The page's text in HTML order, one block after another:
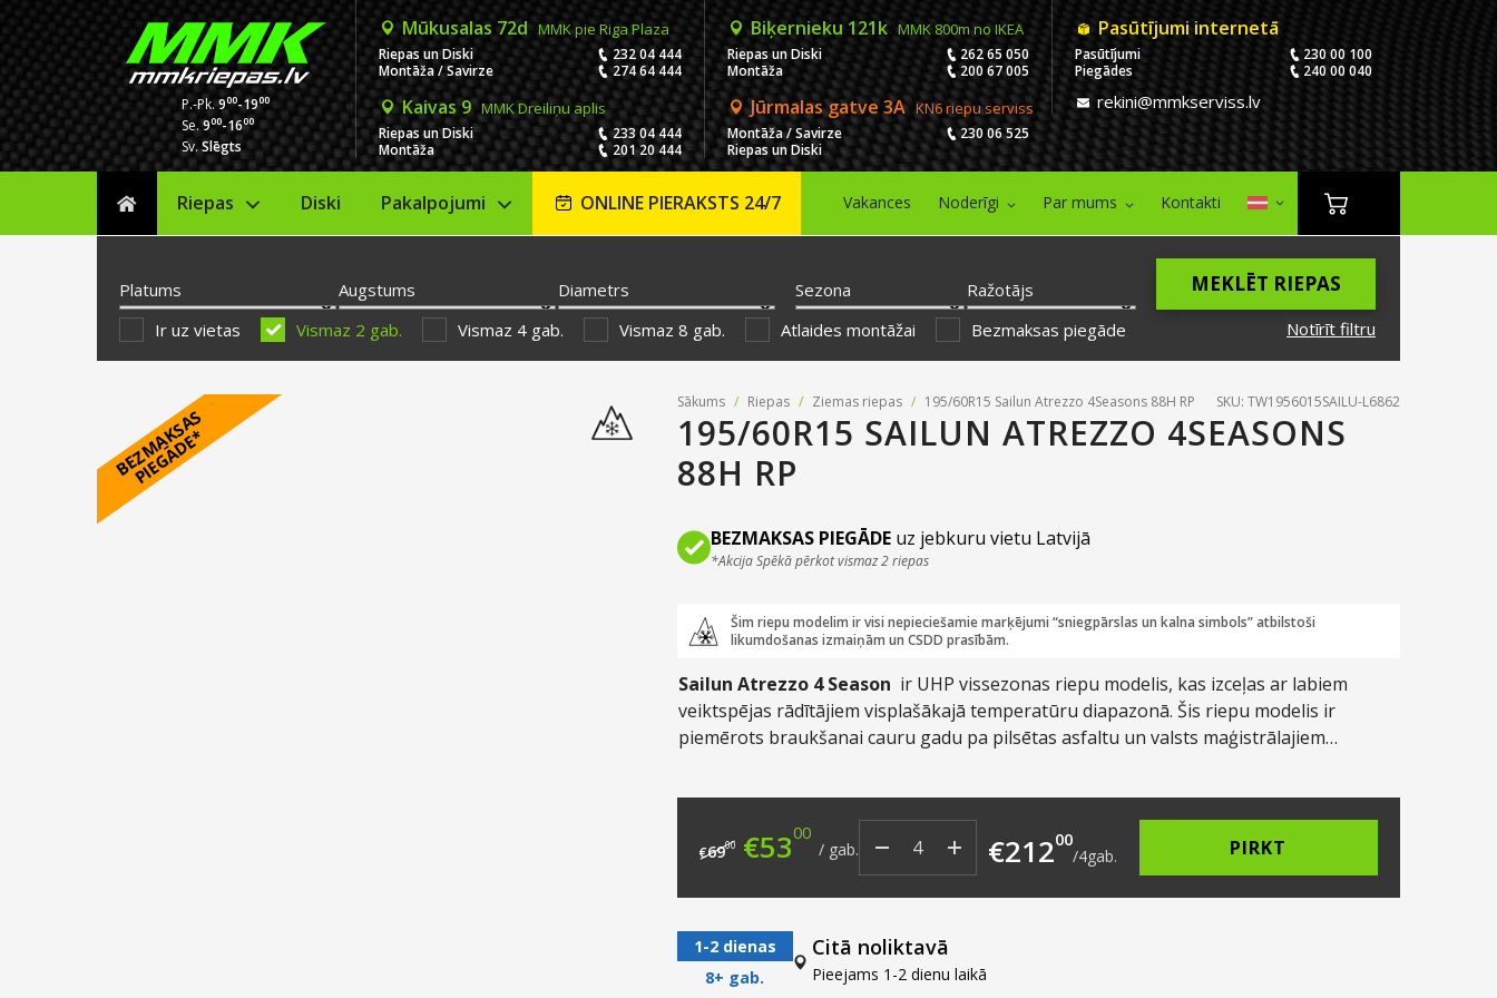
P.-Pk.900-1900
Se.900-1600
Sv.Slēgts
Mūkusalas 72d MMK pie Riga Plaza
Riepas un Diski
232 04 444
Montāža / Savirze
274 64 444
Biķernieku 121k MMK 800m no IKEA
Riepas un Diski
262 65 050
Montāža
200 67 005
Kaivas 9 MMK Dreiliņu aplis
Riepas un Diski
233 04 444
Montāža
201 20 444
Jūrmalas gatve 3A KN6 riepu serviss
Montāža / Savirze
230 06 525
Riepas un Diski
Pasūtījumi internetā
Pasūtījumi
230 00 100
Piegādes
240 00 040
rekini@mmkserviss.lv
Sākums
Riepas Diski Pakalpojumi ONLINE PIERAKSTS 24/7 Vakances Noderīgi Par mums Kontakti
Platums Augstums Diametrs Sezona
Ražotājs
Notīrīt filtru
MEKLĒT RIEPAS
Ir uz vietas Vismaz 2 gab. Vismaz 4 gab. Vismaz 8 gab. Atlaides montāžai Bezmaksas piegāde
B
E
Z
M
A
K
S
A
S
P
I
E
G
Ā
D
E
*
Sākums / Riepas / Ziemas riepas / 195/60R15 Sailun Atrezzo 4Seasons 88H RP SKU: TW1956015SAILU-L6862
195/60R15 SAILUN ATREZZO 4SEASONS
88H RP
BEZMAKSAS PIEGĀDEuz jebkuru vietu Latvijā
*Akcija Spēkā pērkot vismaz 2 riepas
Šim riepu modelim ir visi nepieciešamie marķējumi “sniegpārslas un kalna simbols” atbilstoši
likumdošanas izmaiņām un CSDD prasībām.
Sailun Atrezzo 4 Season ir UHP vissezonas riepu modelis, kas izceļas ar labiem
veiktspējas rādītājiem visplašākajā temperatūru diapazonā. Šis riepu modelis ir
piemērots braukšanai cauru gadu pa pilsētas asfaltu un valsts maģistrālajiem
€6900 Original price was: €69.00.
€5300 Current price is: €53.00.
/ gab. €21200
/4gab. PIRKT
1-2 dienas
8+ gab.
Citā noliktavā
Pieejams 1-2 dienu laikā